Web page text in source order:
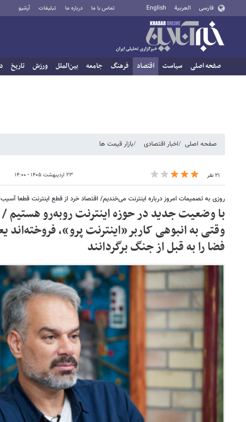
فارسی العربية English تماس با ما درباره ما تبلیغات آرشیو
صفحه اصلی سیاست اقتصاد فرهنگ جامعه بین‌الملل ورزش تاریخ
صفحه اصلی اخبار اقتصادی بازار قیمت ها
۲۱ نفر ۲۳ اردیبهشت ۱۴۰۵ - ۱۴:۰۰
روزی به تصمیمات امروز درباره‌ اینترنت می‌خندیم/ اقتصاد خرد از قطع اینترنت قطعا
با وضعیت جدید در حوزه اینترنت روبه‌رو
وقتی به انبوهی کاربر«اینترنت پرو»، فروخته‌اند
فضا را به قبل از جنگ برگردانند